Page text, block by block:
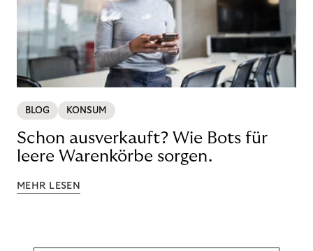
BLOG KONSUM
Schon ausverkauft? Wie Bots für
leere Warenkörbe sorgen.
MEHR LESEN